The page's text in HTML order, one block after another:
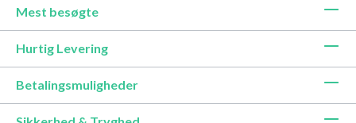
Mest besøgte
Hurtig Levering
Betalingsmuligheder